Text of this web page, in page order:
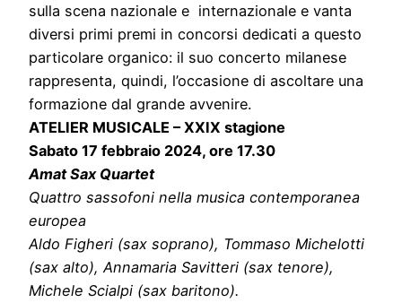
sulla scena nazionale e internazionale e vanta
diversi primi premi in concorsi dedicati a questo
particolare organico: il suo concerto milanese
rappresenta, quindi, l’occasione di ascoltare una
formazione dal grande avvenire.
ATELIER MUSICALE – XXIX stagione
Sabato 17 febbraio 2024, ore 17.30
Amat Sax Quartet
Quattro sassofoni nella musica contemporanea
europea
Aldo Figheri (sax soprano), Tommaso Michelotti
(sax alto), Annamaria Savitteri (sax tenore),
Michele Scialpi (sax baritono).